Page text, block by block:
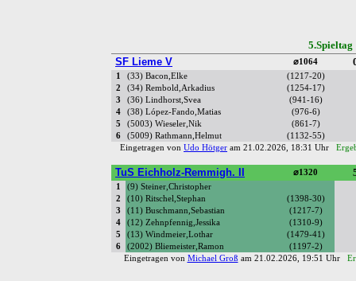
SF Lieme V
⌀1064
1 (33) Bacon,Elke (1217-20)
2
(34) Rembold,Arkadius
(1254-17)
3
(36) Lindhorst,Svea (941-16)
4
(38) López-Fando,Matias (976-6)
5
(5003) Wieseler,Nik (861-7)
6
(5009) Rathmann,Helmut (1132-55)
Eingetragen von Udo Hötger am 21.02.2026, 18:31 Uhr
TuS Eichholz-Remmigh. II ⌀1320
1 (9) Steiner,Christopher
2
(10) Ritschel,Stephan (1398-30)
3
(11) Buschmann,Sebastian (1217-7)
4
(12) Zehnpfennig,Jessika (1310-9)
5
(13) Windmeier,Lothar (1479-41)
6
(2002) Bliemeister,Ramon (1197-2)
Eingetragen von Michael Groß am 21.02.2026, 19:51 Uhr